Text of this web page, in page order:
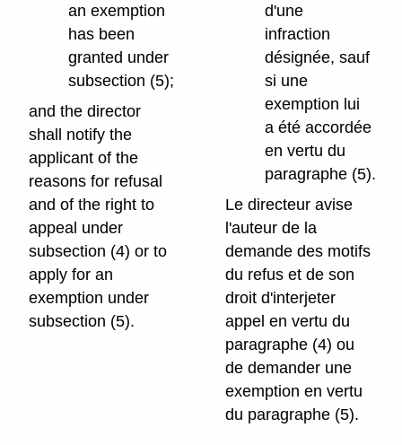
an exemption
has been
granted under
subsection (5);
and the director
shall notify the
applicant of the
reasons for refusal
and of the right to
appeal under
subsection (4) or to
apply for an
exemption under
subsection (5).
d'une
infraction
désignée, sauf
si une
exemption lui
a été accordée
en vertu du
paragraphe (5).
Le directeur avise
l'auteur de la
demande des motifs
du refus et de son
droit d'interjeter
appel en vertu du
paragraphe (4) ou
de demander une
exemption en vertu
du paragraphe (5).